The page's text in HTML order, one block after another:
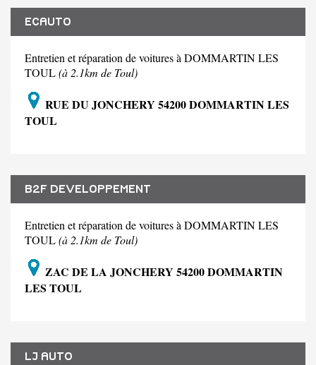
ECAUTO
Entretien et réparation de voitures à DOMMARTIN LES
TOUL(à 2.1km de Toul)
RUE DU JONCHERY 54200 DOMMARTIN LES
TOUL
B2F DEVELOPPEMENT
Entretien et réparation de voitures à DOMMARTIN LES
TOUL(à 2.1km de Toul)
ZAC DE LA JONCHERY 54200 DOMMARTIN
LES TOUL
LJ AUTO